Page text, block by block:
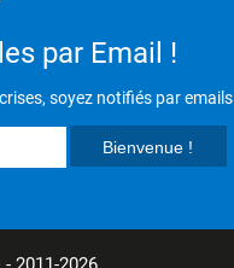
par Email !
soyez notifiés par emails